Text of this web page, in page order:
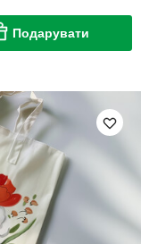
Подарувати